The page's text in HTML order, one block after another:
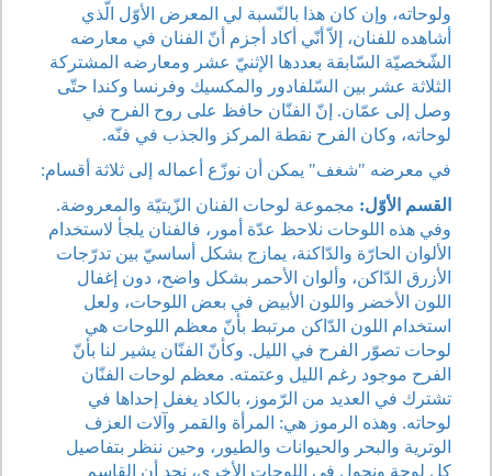
ولوحاته، وإن كان هذا بالنّسبة لي المعرض الأوّل الّذي
أشاهده للفنان، إلاّ أنّي أكاد أجزم أنّ الفنان في معارضه
الشّخصيّة السّابقة بعددها الإثنيّ عشر ومعارضه المشتركة
الثلاثة عشر بين السّلفادور والمكسيك وفرنسا وكندا حتّى
وصل إلى عمّان. إنّ الفنّان حافظ على روح الفرح في
لوحاته، وكان الفرح نقطة المركز والجذب في فنّه.
في معرضه "شغف" يمكن أن نوزّع أعماله إلى ثلاثة أقسام:
القسم الأوّل: مجموعة لوحات الفنان الزّيتيّة والمعروضة.
وفي هذه اللوحات نلاحظ عدّة أمور، فالفنان يلجأ لاستخدام
الألوان الحارّة والدّاكنة، يمازج بشكل أساسيّ بين تدرّجات
الأزرق الدّاكن، وألوان الأحمر بشكل واضح، دون إغفال
اللون الأخضر واللون الأبيض في بعض اللوحات، ولعل
استخدام اللون الدّاكن مرتبط بأنّ معظم اللوحات هي
لوحات تصوّر الفرح في الليل. وكأنّ الفنّان يشير لنا بأنّ
الفرح موجود رغم الليل وعتمته. معظم لوحات الفنّان
تشترك في العديد من الرّموز، بالكاد يغفل إحداها في
لوحاته. وهذه الرموز هي: المرأة والقمر وآلات العزف
الوترية والبحر والحيوانات والطيور، وحين ننظر بتفاصيل
كل لوحة ونجول في اللوحات الأخرى، نجد أن القاسم